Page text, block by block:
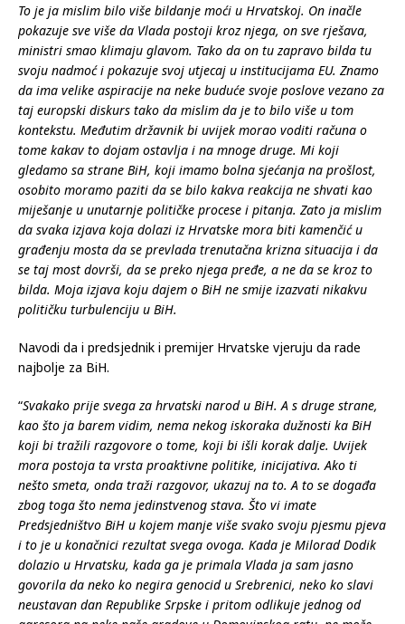
To je ja mislim bilo više bildanje moći u Hrvatskoj. On inačle
pokazuje sve više da Vlada postoji kroz njega, on sve rješava,
ministri smao klimaju glavom. Tako da on tu zapravo bilda tu
svoju nadmoć i pokazuje svoj utjecaj u institucijama EU. Znamo
da ima velike aspiracije na neke buduće svoje poslove vezano za
taj europski diskurs tako da mislim da je to bilo više u tom
kontekstu. Međutim državnik bi uvijek morao voditi računa o
tome kakav to dojam ostavlja i na mnoge druge. Mi koji
gledamo sa strane BiH, koji imamo bolna sjećanja na prošlost,
osobito moramo paziti da se bilo kakva reakcija ne shvati kao
miješanje u unutarnje političke procese i pitanja. Zato ja mislim
da svaka izjava koja dolazi iz Hrvatske mora biti kamenčić u
građenju mosta da se prevlada trenutačna krizna situacija i da
se taj most dovrši, da se preko njega pređe, a ne da se kroz to
bilda. Moja izjava koju dajem o BiH ne smije izazvati nikakvu
političku turbulenciju u BiH.
Navodi da i predsjednik i premijer Hrvatske vjeruju da rade
najbolje za BiH.
“Svakako prije svega za hrvatski narod u BiH. A s druge strane,
kao što ja barem vidim, nema nekog iskoraka dužnosti ka BiH
koji bi tražili razgovore o tome, koji bi išli korak dalje. Uvijek
mora postoja ta vrsta proaktivne politike, inicijativa. Ako ti
nešto smeta, onda traži razgovor, ukazuj na to. A to se događa
zbog toga što nema jedinstvenog stava. Što vi imate
Predsjedništvo BiH u kojem manje više svako svoju pjesmu pjeva
i to je u konačnici rezultat svega ovoga. Kada je Milorad Dodik
dolazio u Hrvatsku, kada ga je primala Vlada ja sam jasno
govorila da neko ko negira genocid u Srebrenici, neko ko slavi
neustavan dan Republike Srpske i pritom odlikuje jednog od